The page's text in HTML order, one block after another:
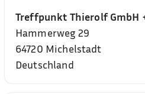
Treffpunkt Thierolf GmbH
Hammerweg 29
64720 Michelstadt
Deutschland